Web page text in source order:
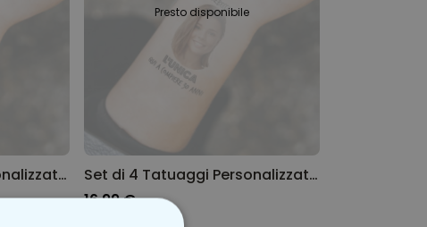
Set di 6 Tatuaggi Personalizzati con Faccia e Testo
Presto disponibile
Set di 4 Tatuaggi Personalizzati con Faccia e Testo
16,99 €